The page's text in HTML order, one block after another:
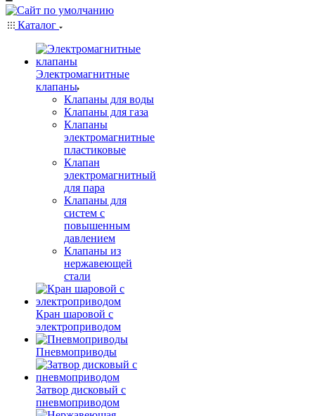
Каталог
Электромагнитные
клапаны
Клапаны для воды
Клапаны для газа
Клапаны
электромагнитные
пластиковые
Клапан
электромагнитный
для пара
Клапаны для
систем с
повышенным
давлением
Клапаны из
нержавеющей
стали
Кран шаровой с
электроприводом
Пневмоприводы
Затвор дисковый с
пневмоприводом